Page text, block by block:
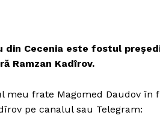
din Cecenia este fostul
Ramzan Kadîrov.
meu frate Magomed Daudov
pe canalul sau Telegram: